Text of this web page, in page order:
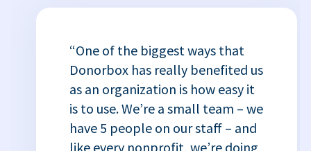
“One of the biggest ways that
Donorbox has really benefited us
as an organization is how easy it
is to use. We’re a small team – we
have 5 people on our staff – and
like every nonprofit, we’re doing